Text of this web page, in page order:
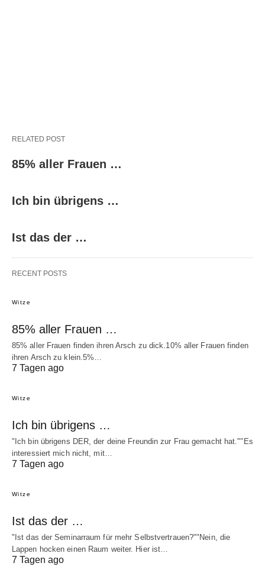
RELATED POST
85% aller Frauen …
Ich bin übrigens …
Ist das der …
RECENT POSTS
Witze
85% aller Frauen …
85% aller Frauen finden ihren Arsch zu dick.10% aller Frauen finden
ihren Arsch zu klein.5%…
7 Tagen ago
Witze
Ich bin übrigens …
"Ich bin übrigens DER, der deine Freundin zur Frau gemacht hat.""Es
interessiert mich nicht, mit…
7 Tagen ago
Witze
Ist das der …
"Ist das der Seminarraum für mehr Selbstvertrauen?""Nein, die
Lappen hocken einen Raum weiter. Hier ist…
7 Tagen ago